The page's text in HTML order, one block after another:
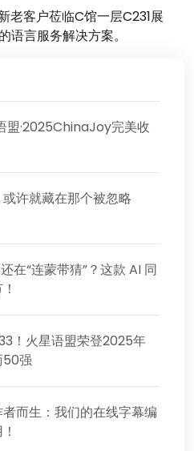
客户莅临C馆一层C231展
语言服务解决方案。
盟·2025ChinaJoy完美收
许就藏在那个被忽略
在“连蒙带猜”？这款 AI 同
！火星语盟荣登2025年
50强
者而生：我们的在线字幕编